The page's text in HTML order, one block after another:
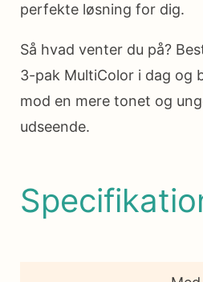
perfekte løsning for dig.
Så hvad venter du på?
3-pak MultiColor i dag og
mod en mere tonet og
udseende.